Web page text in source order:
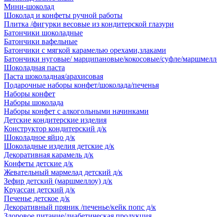
Мини-шоколад
Шоколад и конфеты ручной работы
Плитка /фигурки весовые из кондитерской глазури
Батончики шоколадные
Батончики вафельные
Батончики с мягкой карамелью орехами,злаками
Батончики нуговые/ марципановые/кокосовые/суфле/
Шоколадная паста
Паста шоколадная/арахисовая
Подарочные наборы конфет/шоколада/печенья
Наборы конфет
Наборы шоколада
Наборы конфет с алкогольными начинками
Детские кондитерские изделия
Конструктор кондитерский д/к
Шоколадное яйцо д/к
Шоколадные изделия детские д/к
Декоративная карамель д/к
Конфеты детские д/к
Жевательный мармелад детский д/к
Зефир детский (маршмеллоу) д/к
Круассан детский д/к
Печенье детское д/к
Декоративный пряник /печенье/кейк попс д/к